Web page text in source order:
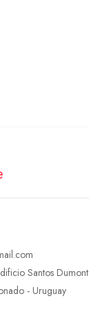
Santos Dumont
- Uruguay